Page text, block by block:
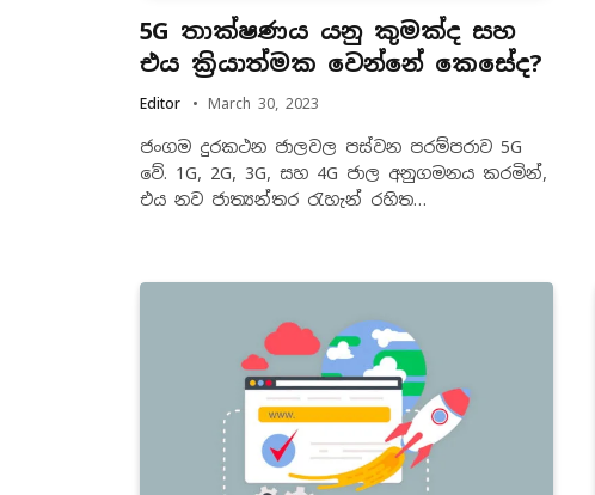
5G තාක්ෂණය යනු කුමක්ද සහ
එය ක්‍රියාත්මක වෙන්නේ කෙසේද?
Editor March 30, 2023
ජංගම දුරකථන ජාලවල පස්වන පරම්පරාව 5G
වේ. 1G, 2G, 3G, සහ 4G ජාල අනුගමනය කරමින්,
එය නව ජාත්‍යන්තර රැහැන් රහිත…